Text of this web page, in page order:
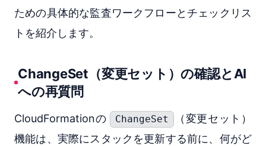
ための具体的な監査ワークフローとチェックリス
トを紹介します。
ChangeSet（変更セット）の確認とAI
への再質問
CloudFormationの ChangeSet
（変更セット）
機能は、実際にスタックを更新する前に、何がど